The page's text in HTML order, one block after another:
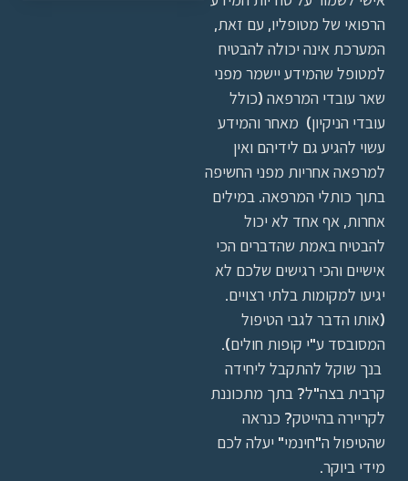
הרפואי של מטופליו, עם זאת,
המערכת אינה יכולה להבטיח
למטופל שהמידע יישמר מפני
שאר עובדי המרפאה (כולל
עובדי הניקיון) מאחר והמידע
עשוי להגיע גם לידיהם ואין
למרפאה אחריות מפני החשיפה
בתוך כותלי המרפאה. במילים
אחרות, אף אחד לא יכול
להבטיח באמת שהדברים הכי
אישיים והכי רגישים שלכם לא
יגיעו למקומות בלתי רצויים.
(אותו הדבר לגבי הטיפול
המסובסד ע"י קופות חולים).
בנך שוקל להתקבל ליחידה
קרבית בצה"ל? בתך מתכוננת
לקריירה בהייטק? כנראה
שהטיפול ה"חינמי" יעלה לכם
מידי ביוקר.